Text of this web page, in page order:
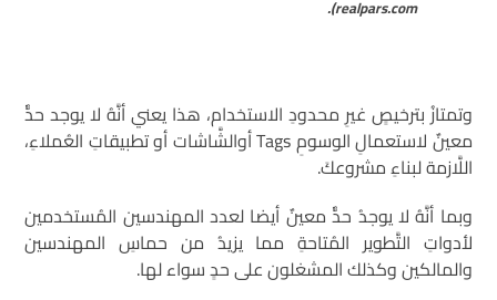
realpars.com).
وتمتازُ بترخيصٍ غيرِ محدودِ الاستخدام، هذا يعني أنَّهُ لا يوجد حدٌّ
معينٌ لاستعمالِ الوسومِ Tags أوالشَّاشات أو تطبيقاتِ العُملاءِ،
اللَّازمة لبناءِ مشروعكَ.
وبما أنَّهُ لا يوجدُ حدٌّ معينٌ أيضا لعدد المهندسين المُستخدمين
لأدواتِ التَّطوير المُتاحةِ مما يزيدُ من حماسِ المهندسين
والمالكين وكذلك المشغلون على حدٍ سواء لها.